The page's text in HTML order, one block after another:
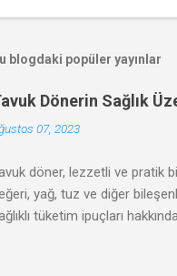
blogdaki popüler yayınlar
Dönerin Sağlık
07, 2023
döner, lezzetli ve pratik
yağ, tuz ve diğer
tüketim ipuçları